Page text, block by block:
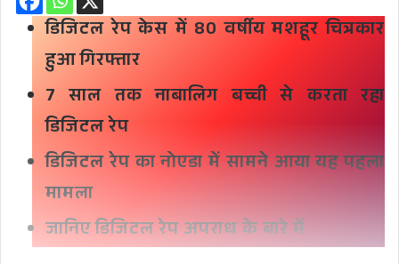
डिजिटल रेप केस में 80 वर्षीय मशहूर चित्रकार
हुआ गिरफ्तार
7 साल तक नाबालिग बच्ची से करता रहा
डिजिटल रेप
डिजिटल रेप का नोएडा में सामने आया यह पहला
मामला
जानिए डिजिटल रेप अपराध के बारे में